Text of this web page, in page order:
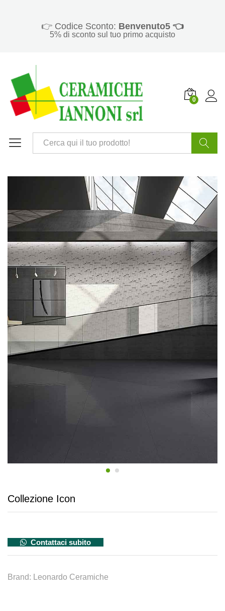
👉 Codice Sconto: Benvenuto5 👈
5% di sconto sul tuo primo acquisto
0
Collezione Icon
Contattaci subito
Brand: Leonardo Ceramiche